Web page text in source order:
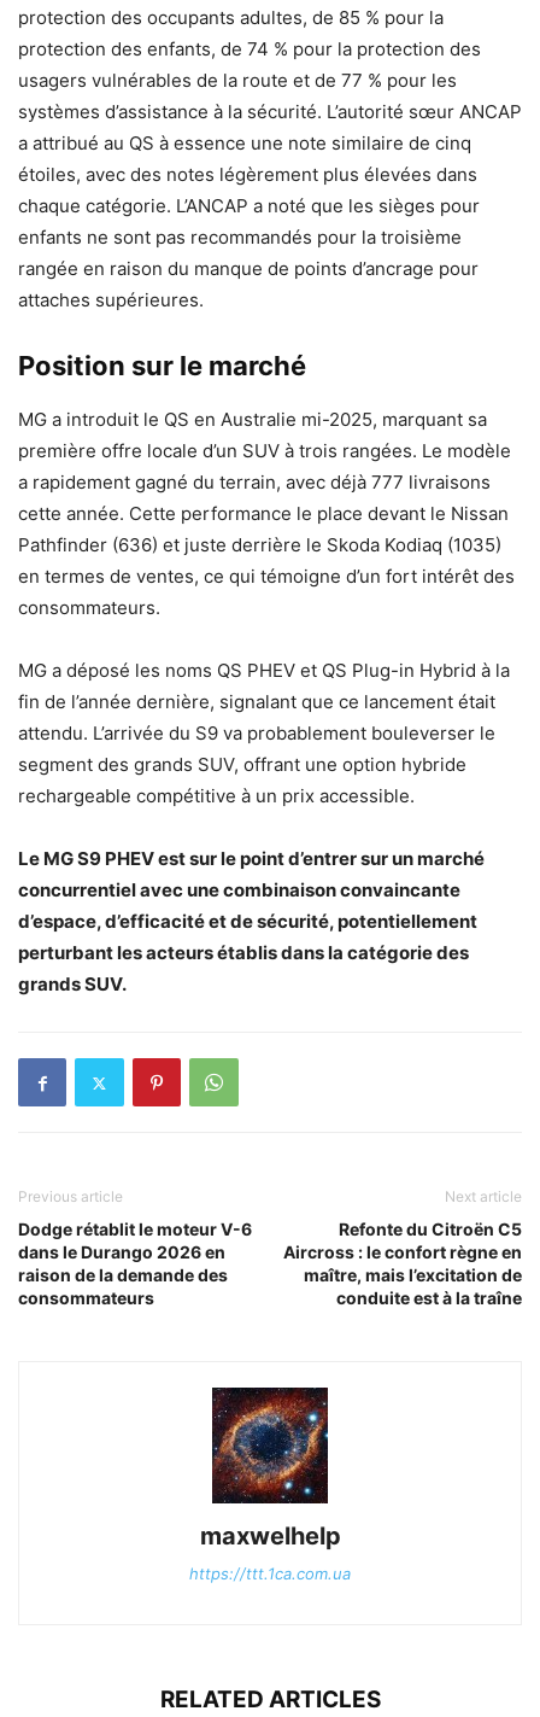
protection des occupants adultes, de 85 % pour la
protection des enfants, de 74 % pour la protection des
usagers vulnérables de la route et de 77 % pour les
systèmes d’assistance à la sécurité. L’autorité sœur ANCAP
a attribué au QS à essence une note similaire de cinq
étoiles, avec des notes légèrement plus élevées dans
chaque catégorie. L’ANCAP a noté que les sièges pour
enfants ne sont pas recommandés pour la troisième
rangée en raison du manque de points d’ancrage pour
attaches supérieures.
Position sur le marché
MG a introduit le QS en Australie mi-2025, marquant sa
première offre locale d’un SUV à trois rangées. Le modèle
a rapidement gagné du terrain, avec déjà 777 livraisons
cette année. Cette performance le place devant le Nissan
Pathfinder (636) et juste derrière le Skoda Kodiaq (1035)
en termes de ventes, ce qui témoigne d’un fort intérêt des
consommateurs.
MG a déposé les noms QS PHEV et QS Plug-in Hybrid à la
fin de l’année dernière, signalant que ce lancement était
attendu. L’arrivée du S9 va probablement bouleverser le
segment des grands SUV, offrant une option hybride
rechargeable compétitive à un prix accessible.
Le MG S9 PHEV est sur le point d’entrer sur un marché
concurrentiel avec une combinaison convaincante
d’espace, d’efficacité et de sécurité, potentiellement
perturbant les acteurs établis dans la catégorie des
grands SUV.
Previous article
Dodge rétablit le moteur V-6
dans le Durango 2026 en
raison de la demande des
consommateurs
Next article
Refonte du Citroën C5
Aircross : le confort règne en
maître, mais l’excitation de
conduite est à la traîne
maxwelhelp
https://ttt.1ca.com.ua
RELATED ARTICLES